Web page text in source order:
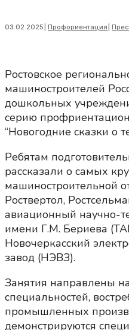
03.02.2025 Профориентация
Ростовское
машиностроителей
дошкольных
серию
“Новогодние сказки о
Ребятам
рассказали о самых
машиностроительной
Роствертол,
авиационный научно-
имени Г.М. Бериева
Новочеркасский
завод (НЭВЗ).
Занятия направлены
специальностей,
промышленных
демонстрируются